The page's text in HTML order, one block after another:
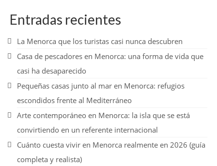
Entradas recientes
La Menorca que los turistas casi nunca descubren
Casa de pescadores en Menorca: una forma de vida que
casi ha desaparecido
Pequeñas casas junto al mar en Menorca: refugios
escondidos frente al Mediterráneo
Arte contemporáneo en Menorca: la isla que se está
convirtiendo en un referente internacional
Cuánto cuesta vivir en Menorca realmente en 2026 (guía
completa y realista)